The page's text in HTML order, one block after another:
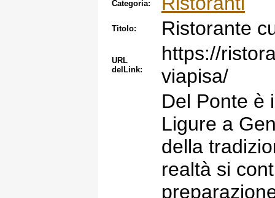
Categoria:
Titolo: Ristorante
URL
delLink:
https://
viapisa/
Del Ponte è
Ligure a
della
realtà si